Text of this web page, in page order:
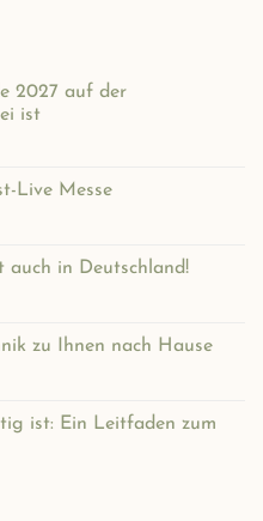
2027 auf der
ist
Live Messe
auch in Deutschland!
zu Ihnen nach Hause
ist: Ein Leitfaden zum